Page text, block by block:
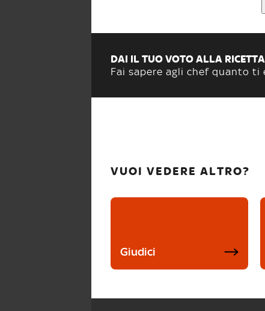
DAI IL TUO VOTO ALLA
Fai sapere agli chef quanto ti
VUOI VEDERE ALTRO?
Giudici